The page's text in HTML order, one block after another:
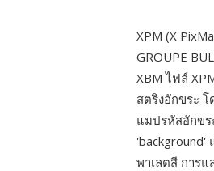
XPM (X
GROUPE
XBM ไฟล์
สตริงอักขระ
แมปรหัสอักขร
'background'
พาเลตสี การ